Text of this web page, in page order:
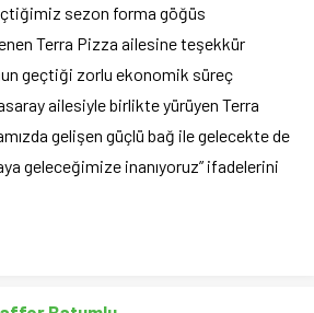
sezon forma göğüs
Terra Pizza ailesine teşekkür
geçtiği zorlu ekonomik süreç
ailesiyle birlikte yürüyen Terra
gelişen güçlü bağ ile gelecekte de
geleceğimize inanıyoruz” ifadelerini